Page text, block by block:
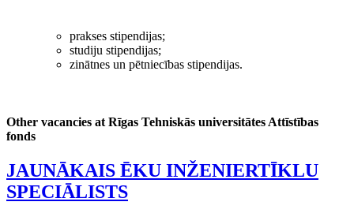
prakses stipendijas;
studiju stipendijas;
zinātnes un pētniecības stipendijas.
Other vacancies at Rīgas Tehniskās universitātes Attīstības
fonds
JAUNĀKAIS ĒKU INŽENIERTĪKLU
SPECIĀLISTS